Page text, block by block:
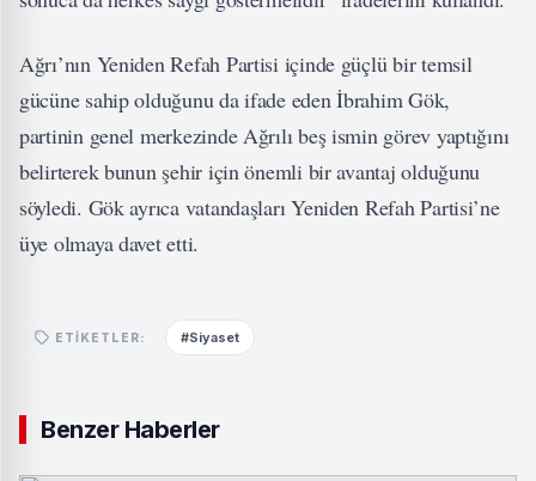
Ağrı’nın Yeniden Refah Partisi içinde güçlü bir temsil
gücüne sahip olduğunu da ifade eden İbrahim Gök,
partinin genel merkezinde Ağrılı beş ismin görev yaptığını
belirterek bunun şehir için önemli bir avantaj olduğunu
söyledi. Gök ayrıca vatandaşları Yeniden Refah Partisi’ne
üye olmaya davet etti.
ETIKETLER: #Siyaset
Benzer Haberler